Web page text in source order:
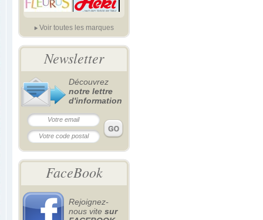
Voir toutes les marques
Newsletter
Découvrez
notre lettre
d'information
FaceBook
Rejoignez-
nous vite sur